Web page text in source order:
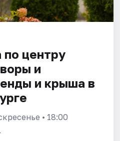
центру
и
и крыша в
• 18:00